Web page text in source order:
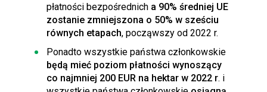
płatności bezpośrednich a 90% średniej UE
zostanie zmniejszona o 50% w sześciu
równych etapach, począwszy od 2022 r.
Ponadto wszystkie państwa członkowskie
będą mieć poziom płatności wynoszący
co najmniej 200 EUR na hektar w 2022 r. i